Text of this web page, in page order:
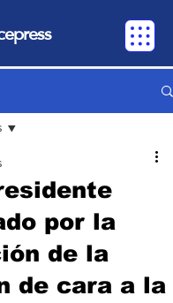
por la
de la
de cara a la